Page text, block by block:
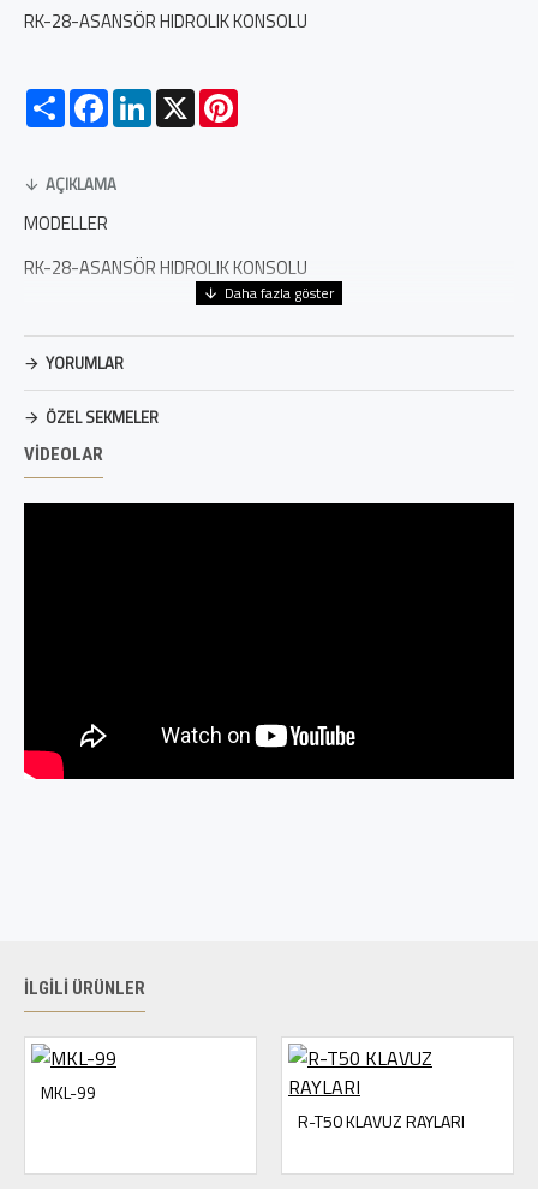
RK-28-ASANSÖR HIDROLIK KONSOLU
PaylaşFacebookLinkedIn
X
AÇIKLAMA
MODELLER
RK-28-ASANSÖR HIDROLIK KONSOLU
YORUMLAR
ÖZEL SEKMELER
VIDEOLAR
İLGILI ÜRÜNLER
MKL-99
R-T50 KLAVUZ RAYLARI